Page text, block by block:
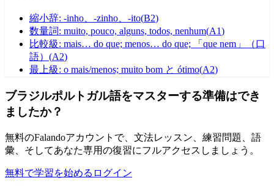
縮小辞: -inho、-zinho、-ito(B2)
数量詞: muito, pouco, alguns, todos, nenhum(A1)
比較級: mais… do que; menos… do que; 「que nem」（口
語） (A2)
最上級: o mais/menos; muito bom と ótimo(A2)
ブラジルポルトガル語をマスターする準備はでき
ましたか？
無料のFalandoアカウントで、文法レッスン、練習問題、語
彙、そしてあなた専用の復習にフルアクセスしましょう。
無料で学習を始める ログイン